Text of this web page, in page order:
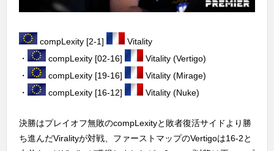
compLexity [2-1]
Vitality
・
compLexity [02-16]
Vitality (Vertigo)
・
compLexity [19-16]
Vitality (Mirage)
・
compLexity [16-12] Vitality (Nuke)
決勝はプレイオフ無敗のcompLexityと敗者復活サイドより勝
ち進んだViralityが対戦、ファーストマップのVertigoは16-2と